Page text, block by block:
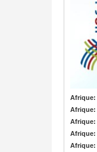
Afrique:
Afrique:
Afrique:
Afrique:
Afrique: